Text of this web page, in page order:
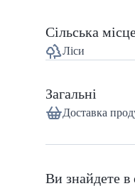
Сільська
Ліси
Загальні
Доставка
Ви знайдете в